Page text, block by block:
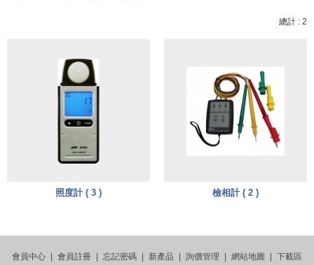
總計 : 2
照度計 ( 3 ) 檢相計 ( 2 )
會員中心 | 會員註冊 | 忘記密碼 | 新產品 | 詢價管理 | 網站地圖 | 下載區